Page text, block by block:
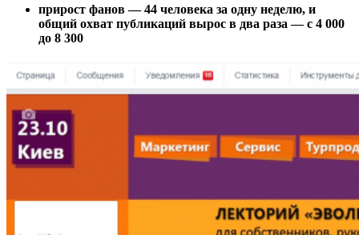
прирост фанов — 44 человека за одну неделю, и
общий охват публикаций вырос в два раза — с 4 000
до 8 300